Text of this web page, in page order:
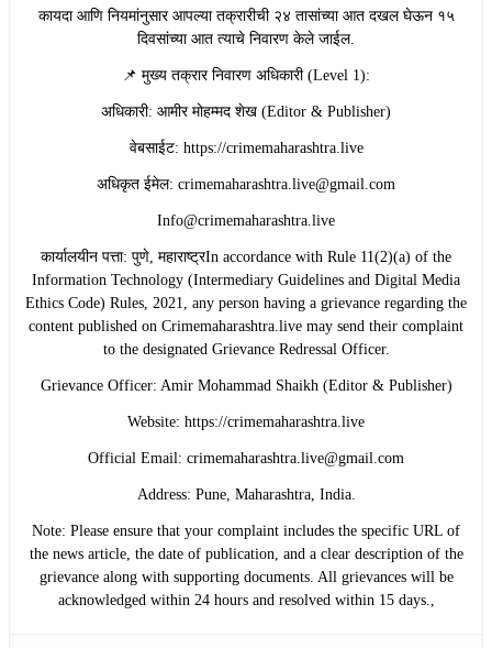
​कायदा आणि नियमांनुसार आपल्या तक्रारीची २४ तासांच्या आत दखल घेऊन १५
दिवसांच्या आत त्याचे निवारण केले जाईल.
​📌 मुख्य तक्रार निवारण अधिकारी (Level 1):
​अधिकारी: आमीर मोहम्मद शेख (Editor & Publisher)
​वेबसाईट: https://crimemaharashtra.live
​अधिकृत ईमेल: crimemaharashtra.live@gmail.com
Info@crimemaharashtra.live
​कार्यालयीन पत्ता: पुणे, महाराष्ट्रIn accordance with Rule 11(2)(a) of the
Information Technology (Intermediary Guidelines and Digital Media
Ethics Code) Rules, 2021, any person having a grievance regarding the
content published on Crimemaharashtra.live may send their complaint
to the designated Grievance Redressal Officer.
​Grievance Officer: Amir Mohammad Shaikh (Editor & Publisher)
​Website: https://crimemaharashtra.live
​Official Email: crimemaharashtra.live@gmail.com
​Address: Pune, Maharashtra, India.
​Note: Please ensure that your complaint includes the specific URL of
the news article, the date of publication, and a clear description of the
grievance along with supporting documents. All grievances will be
acknowledged within 24 hours and resolved within 15 days.,